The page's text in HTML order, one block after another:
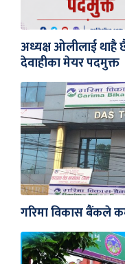
अध्यक्ष ओलीलाई थाहै
देवाहीका मेयर पदमुक्त
गरिमा विकास बैंकले